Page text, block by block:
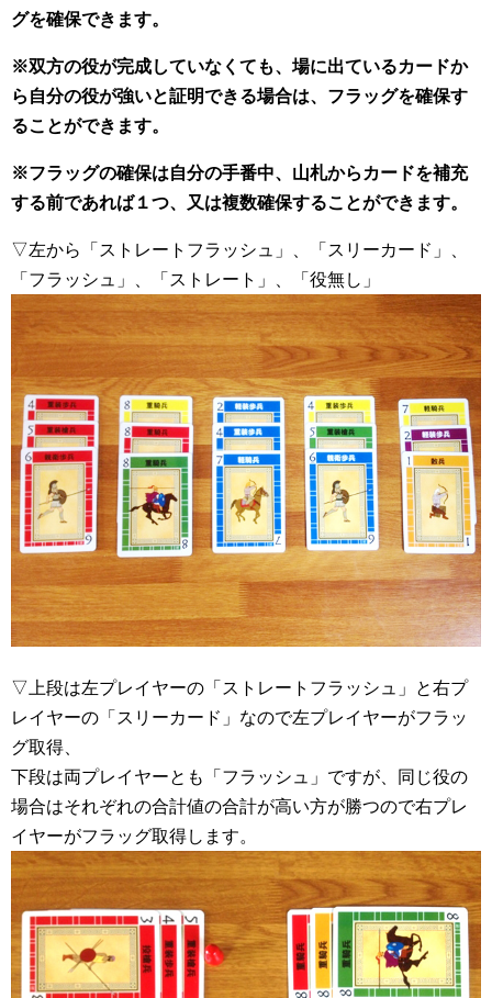
グを確保できます。
※双方の役が完成していなくても、場に出ているカードか
ら自分の役が強いと証明できる場合は、フラッグを確保す
ることができます。
※フラッグの確保は自分の手番中、山札からカードを補充
する前であれば１つ、又は複数確保することができます。
▽左から「ストレートフラッシュ」、「スリーカード」、
「フラッシュ」、「ストレート」、「役無し」
▽上段は左プレイヤーの「ストレートフラッシュ」と右プ
レイヤーの「スリーカード」なので左プレイヤーがフラッ
グ取得、
下段は両プレイヤーとも「フラッシュ」ですが、同じ役の
場合はそれぞれの合計値の合計が高い方が勝つので右プレ
イヤーがフラッグ取得します。